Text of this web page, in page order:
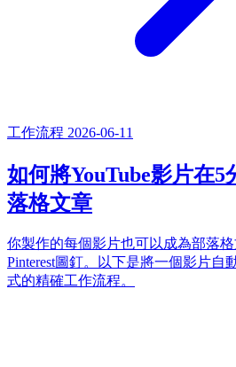
工作流程 2026-06-11
如何將YouTube影片在5
落格文章
你製作的每個影片也可以成為部落
Pinterest圖釘。以下是將一個影片自
式的精確工作流程。